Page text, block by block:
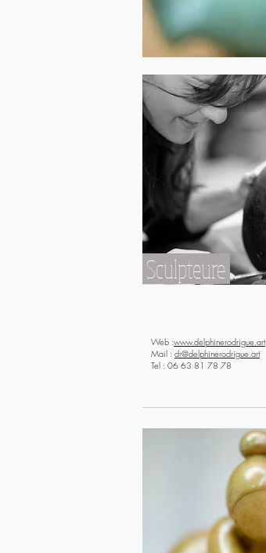
Sculpteure
Web :www.delphinerodrigue.art
Mail : dr@delphinerodrigue.art
Tel : 06 63 81 78 78